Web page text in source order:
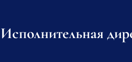
Исполнительная